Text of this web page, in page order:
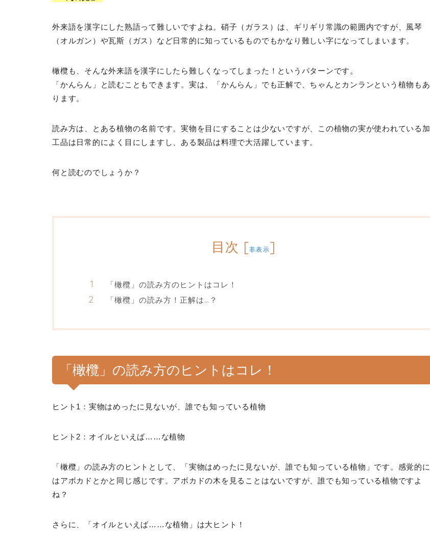
外来語を漢字にした熟語って難しいですよね。硝子（ガラス）は、ギリギリ常識の範囲内ですが、風琴
（オルガン）や瓦斯（ガス）など日常的に知っているものでもかなり難しい字になってしまいます。
橄欖も、そんな外来語を漢字にしたら難しくなってしまった！というパターンです。
「かんらん」と読むこともできます。実は、「かんらん」でも正解で、ちゃんとカンランという植物もあ
ります。
読み方は、とある植物の名前です。実物を目にすることは少ないですが、この植物の実が使われている加
工品は日常的によく目にしますし、ある製品は料理で大活躍しています。
何と読むのでしょうか？
目次 [非表示]
「橄欖」の読み方のヒントはコレ！
「橄欖」の読み方！正解は…？
「橄欖」の読み方のヒントはコレ！
ヒント1：実物はめったに見ないが、誰でも知っている植物
ヒント2：オイルといえば……な植物
「橄欖」の読み方のヒントとして、「実物はめったに見ないが、誰でも知っている植物」です。感覚的に
はアボカドとかと同じ感じです。アボカドの木を見ることはないですが、誰でも知っている植物ですよ
ね？
さらに、「オイルといえば……な植物」は大ヒント！